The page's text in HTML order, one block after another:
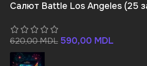
Салют Battle Los Angeles (25
620,00MDL 590,00 MDL